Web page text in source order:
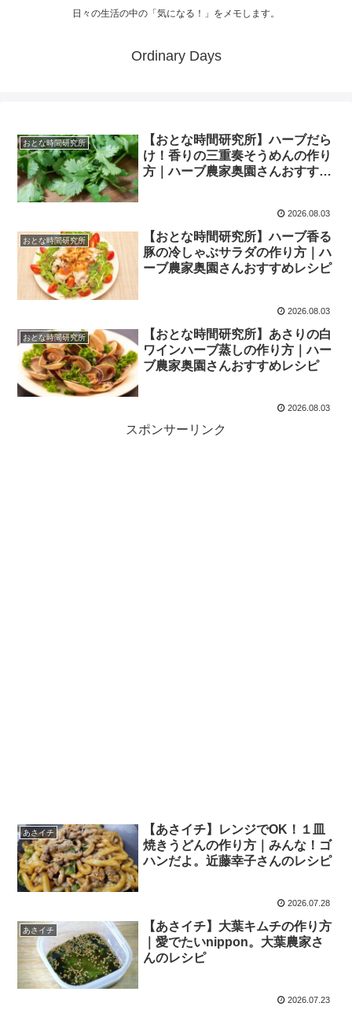
日々の生活の中の「気になる！」をメモします。
Ordinary Days
おとな時間研究所
【おとな時間研究所】ハーブだら
け！香りの三重奏そうめんの作り
方｜ハーブ農家奥園さんおすすめ
2026.08.03
おとな時間研究所
【おとな時間研究所】ハーブ香る
豚の冷しゃぶサラダの作り方｜ハ
ーブ農家奥園さんおすすめレシピ
2026.08.03
おとな時間研究所
【おとな時間研究所】あさりの白
ワインハーブ蒸しの作り方｜ハー
ブ農家奥園さんおすすめレシピ
2026.08.03
スポンサーリンク
あさイチ
【あさイチ】レンジでOK！１皿
焼きうどんの作り方｜みんな！ゴ
ハンだよ。近藤幸子さんのレシピ
2026.07.28
あさイチ
【あさイチ】大葉キムチの作り方
｜愛でたいnippon。大葉農家さ
んのレシピ
2026.07.23